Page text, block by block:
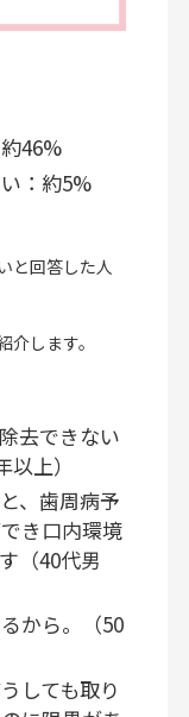
46%
：約5%
と回答した人
します。
去できない
上）
、歯周病予
き口内環境
（40代男
から。（50
しても取り